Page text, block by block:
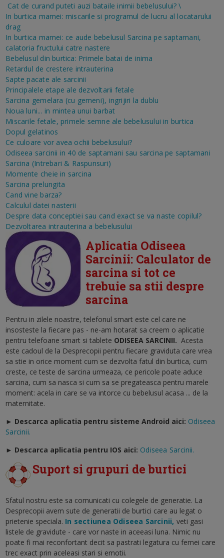
Cat de curand puteti auzi bataile inimii bebelusului? \
In burtica mamei: miscarile si programul de lucru al locatarului
drag
In burtica mamei: ce aude bebelusul Sarcina pe saptamani,
calatoria fructului catre nastere
Bebelusul din burtica: Primele batai de inima
Retardul de crestere intrauterina
Sapte pacate ale sarcinii
Principalele etape ale dezvoltarii fetale
Sarcina gemelara (cu gemeni), ingrijiri la dublu
Noua luni... in mintea unui barbat
Miscarile fetale, primele semne ale bebelusului in burtica
Dopul gelatinos
Ce culoare vor avea ochii bebelusului?
Odiseea sarcinii in 40 de saptamani sau sarcina pe saptamani
Sarcina (Intrebari & Raspunsuri)
Momente cheie in sarcina
Sarcina prelungita
Cand vine barza?
Calculul datei nasterii
Despre data conceptiei sau cand exact se va naste copilul?
Dezvoltarea intrauterina a bebelusului
Aplicatia Odiseea
Sarcinii: Calculator de
sarcina si tot ce
trebuie sa stii despre
sarcina
Pentru in zilele noastre, telefonul smart este cel care ne
insosteste la fiecare pas - ne-am hotarat sa creem o aplicatie
pentru telefoane smart si tablete ODISEEA SARCINII. Acesta
este cadoul de la Desprecopii pentru fiecare graviduta care vrea
sa stie in orice moment cum se dezvolta fatul din burtica, cum
creste, ce teste de sarcina urmeaza, ce pericole poate aduce
sarcina, cum sa nasca si cum sa se pregateasca pentru marele
moment: acela in care se va intorce cu bebelusul acasa ... de la
maternitate.
► Descarca aplicatia pentru sisteme Android aici: Odiseea
Sarcinii.
► Descarca aplicatia pentru IOS aici: Odiseea Sarcinii.
Suport si grupuri de burtici
Sfatul nostru este sa comunicati cu colegele de generatie. La
Desprecopii avem sute de generatii de burtici care au legat o
prietenie speciala. In sectiunea Odiseea Sarcinii, veti gasi
listele de gravidute - care vor naste in aceeasi luna. Nimic nu
poate fi mai reconfortant decit sa pastrati legatura cu femei care
trec exact prin aceleasi stari si emotii.